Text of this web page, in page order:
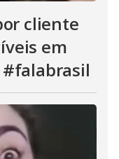
cliente
em
#falabrasil